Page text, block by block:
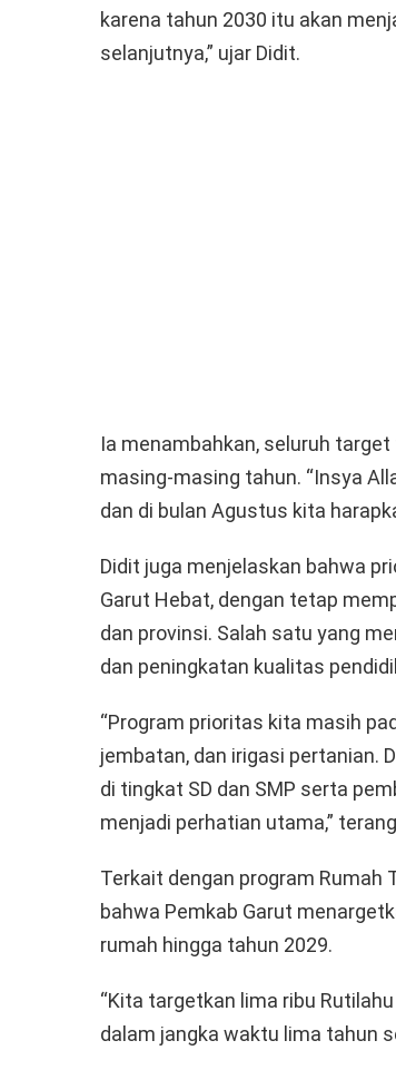
karena tahun 2030 itu akan
selanjutnya,” ujar Didit.
Ia menambahkan, seluruh
masing-masing tahun. “Insya
dan di bulan Agustus kita
Didit juga menjelaskan bahwa
Garut Hebat, dengan tetap
dan provinsi. Salah satu yang
dan peningkatan kualitas
“Program prioritas kita masih
jembatan, dan irigasi pertanian.
di tingkat SD dan SMP serta
menjadi perhatian utama,”
Terkait dengan program Rumah
bahwa Pemkab Garut
rumah hingga tahun 2029.
“Kita targetkan lima ribu
dalam jangka waktu lima tahun